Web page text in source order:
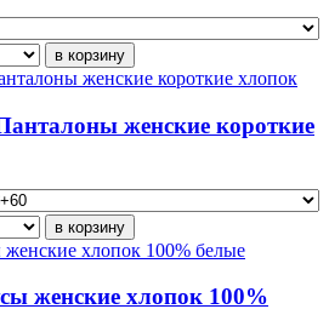
женские короткие
женские хлопок 100%